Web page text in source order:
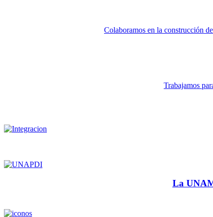
Colaboramos en la construcción
Trabajamos
La